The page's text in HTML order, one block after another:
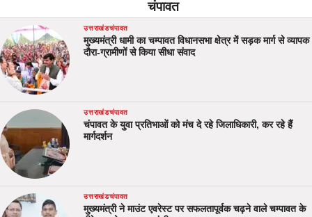
चंपावत
उत्तराखंडचंपावत
मुख्यमंत्री धामी का चम्पावत विधानसभा क्षेत्र में सड़क मार्ग से व्यापक
दौरा-ग्रामीणों से किया सीधा संवाद
उत्तराखंडचंपावत
चंपावत के युवा प्रतिभाओं को मंच दे रहे जिलाधिकारी, कर रहे हैं
मार्गदर्शन
उत्तराखंडचंपावत
मुख्यमंत्री ने माउंट एवरेस्ट पर सफलतापूर्वक चढ़ने वाले चम्पावत के